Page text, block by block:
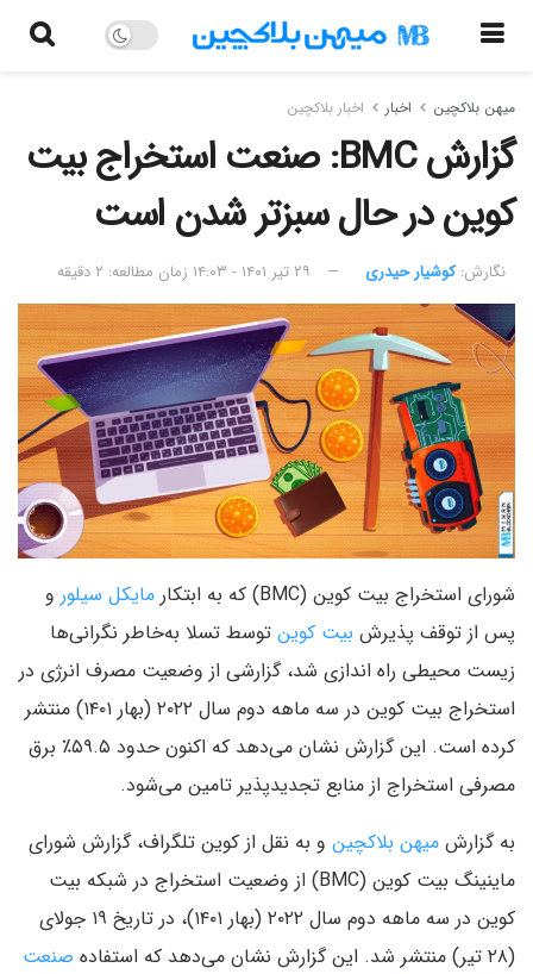
میهن بلاکچین اخبار اخبار بلاکچین
گزارش BMC: صنعت استخراج بیت
کوین در حال سبزتر شدن است
نگارش:‌ کوشیار حیدری ۲۹ تیر ۱۴۰۱ - ۱۴:۰۳ زمان مطالعه: ۲ دقیقه
شورای استخراج بیت کوین (BMC) که به ابتکار مایکل سیلور و
پس از توقف پذیرش بیت کوین توسط تسلا به‌خاطر نگرانی‌ها
زیست ‌محیطی راه اندازی شد، گزارشی از وضعیت مصرف انرژی در
استخراج بیت کوین در سه ماهه دوم سال ۲۰۲۲ (بهار ۱۴۰۱) منتشر
کرده است. این گزارش نشان می‌دهد که اکنون حدود ۵۹.۵٪ برق
مصرفی استخراج از منابع تجدیدپذیر تامین می‌شود.
به گزارش میهن بلاکچین و به نقل از کوین تلگراف، گزارش شورای
ماینینگ بیت کوین (BMC) از وضعیت استخراج در شبکه بیت
کوین در سه ماهه دوم سال ۲۰۲۲ (بهار ۱۴۰۱)، در تاریخ ۱۹ جولای
(۲۸ تیر) منتشر شد. این گزارش نشان می‌دهد که استفاده
صنعت